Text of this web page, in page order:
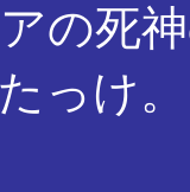
の死
っけ